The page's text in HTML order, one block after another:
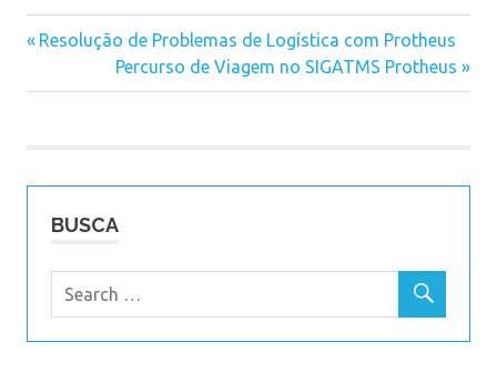
Navegação
Previous
Resolução de Problemas de Logística com Protheus
Next
Post:
Percurso de Viagem no SIGATMS Protheus
BUSCA